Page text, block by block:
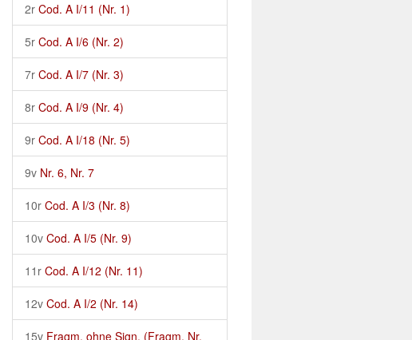
2r Cod. A I/11 (Nr. 1)
5r Cod. A I/6 (Nr. 2)
7r Cod. A I/7 (Nr. 3)
8r Cod. A I/9 (Nr. 4)
9r Cod. A I/18 (Nr. 5)
9v Nr. 6, Nr. 7
10r Cod. A I/3 (Nr. 8)
10v Cod. A I/5 (Nr. 9)
11r Cod. A I/12 (Nr. 11)
12v Cod. A I/2 (Nr. 14)
15v Fragm. ohne Sign. (Fragm. Nr.